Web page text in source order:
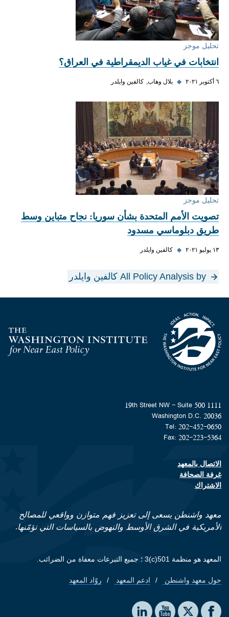
تحليل موجز
انتخابات في غياب الديمقراطية في العراق؟
٦ أكتوبر ٢٠٢١ ◆ بلال وهاب كالفين وايلدر
تحليل موجز
تصويت الأمم المتحدة بشأن سوريا: نجاح متباين وسط
طريق دبلوماسي مسدود
١٣ يوليو ٢٠٢١ ◆ كالفين وايلدر
All Policy Analysis by كالفين وايلدر
Homepage
1111 19th Street NW - Suite 500
Washington D.C. 20036
Tel: 202-452-0650
Fax: 202-223-5364
Footer contact links
الاتصال بالمعهد
غرفة الصحافة
الاشتراك
معهد واشنطن يسعى إلى تعزيز فهم متوازن وواقعي للمصالح
الأمريكية في الشرق الأوسط والنهوض بالسياسات التي تؤمّنها.
المعهد هو منظمة 501(c)3 ؛ جميع التبرعات معفاة من الضرائب.
Footer quick links
حول معهد واشنطن ادعم المعهد روّاد المعهد
Social media